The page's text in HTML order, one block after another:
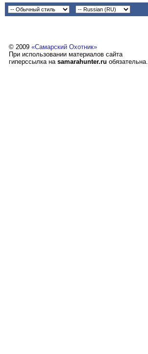
© 2009 «Самарский Охотник»
При использовании материалов сайта
гиперссылка на samarahunter.ru обязательна.